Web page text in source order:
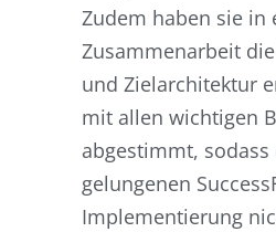
Zudem haben sie in
Zusammenarbeit
und Zielarchitektur
mit allen wichtigen
abgestimmt, sodass
gelungenen
Implementierung